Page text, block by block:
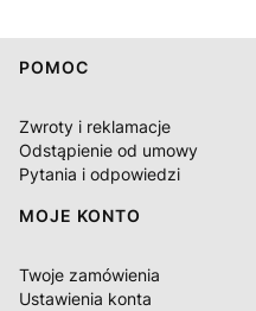
Linki w stopce
POMOC
Zwroty i reklamacje
Odstąpienie od umowy
Pytania i odpowiedzi
MOJE KONTO
Twoje zamówienia
Ustawienia konta